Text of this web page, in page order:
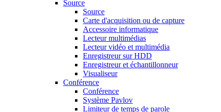
Source
Source
Carte d'acquisition ou de capture
Accessoire informatique
Lecteur multimédias
Lecteur vidéo et multimédia
Enregistreur sur HDD
Enregistreur et échantillonneur
Visualiseur
Conférence
Conférence
Système Pavlov
Limiteur de temps de parole